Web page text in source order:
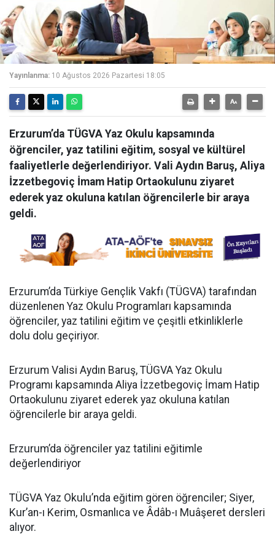
Yayınlanma: 10 Ağustos 2026 Pazartesi 18:05
Erzurum’da TÜGVA Yaz Okulu kapsamında
öğrenciler, yaz tatilini eğitim, sosyal ve kültürel
faaliyetlerle değerlendiriyor. Vali Aydın Baruş, Aliya
İzzetbegoviç İmam Hatip Ortaokulunu ziyaret
ederek yaz okuluna katılan öğrencilerle bir araya
geldi.
Erzurum’da Türkiye Gençlik Vakfı (TÜGVA) tarafından
düzenlenen Yaz Okulu Programları kapsamında
öğrenciler, yaz tatilini eğitim ve çeşitli etkinliklerle
dolu dolu geçiriyor.
Erzurum Valisi Aydın Baruş, TÜGVA Yaz Okulu
Programı kapsamında Aliya İzzetbegoviç İmam Hatip
Ortaokulunu ziyaret ederek yaz okuluna katılan
öğrencilerle bir araya geldi.
Erzurum’da öğrenciler yaz tatilini eğitimle
değerlendiriyor
TÜGVA Yaz Okulu’nda eğitim gören öğrenciler; Siyer,
Kur’an-ı Kerim, Osmanlıca ve Âdâb-ı Muâşeret dersleri
alıyor.